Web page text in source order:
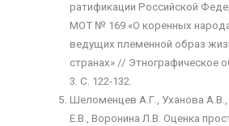
ратификации Российской
МОТ № 169 «О коренных
ведущих племенной образ
странах» // Этнографическое
3. С. 122-132.
Шеломенцев А.Г., Уханова
Е.В., Воронина Л.В. Оценка